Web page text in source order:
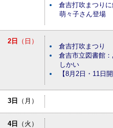
倉吉打吹まつり
萌々子さん登場
2日 （日）
倉吉打吹まつり
倉吉市立図書館
しかい
【8月2日・11日
3日 （月）
4日 （火）